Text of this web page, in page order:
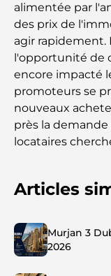
alimentée par
des prix de
agir rapidement.
l'opportunité de
encore impacté
promoteurs se
nouveaux
près la
locataires
Articles
Murjan 3
2026